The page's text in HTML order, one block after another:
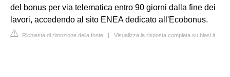
del bonus per via telematica entro 90 giorni dalla fine dei
lavori, accedendo al sito ENEA dedicato all'Ecobonus.
Richiesta di rimozione della fonte | Visualizza la risposta completa su biasi.it